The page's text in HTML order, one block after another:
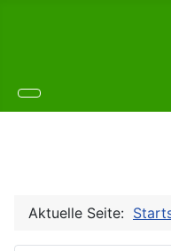
Aktuelle Seite: